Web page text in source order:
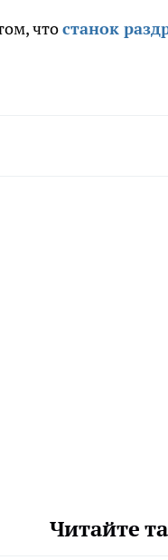
чтостанок
Читайте